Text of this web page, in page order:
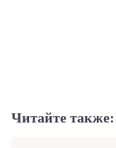
Читайте также: